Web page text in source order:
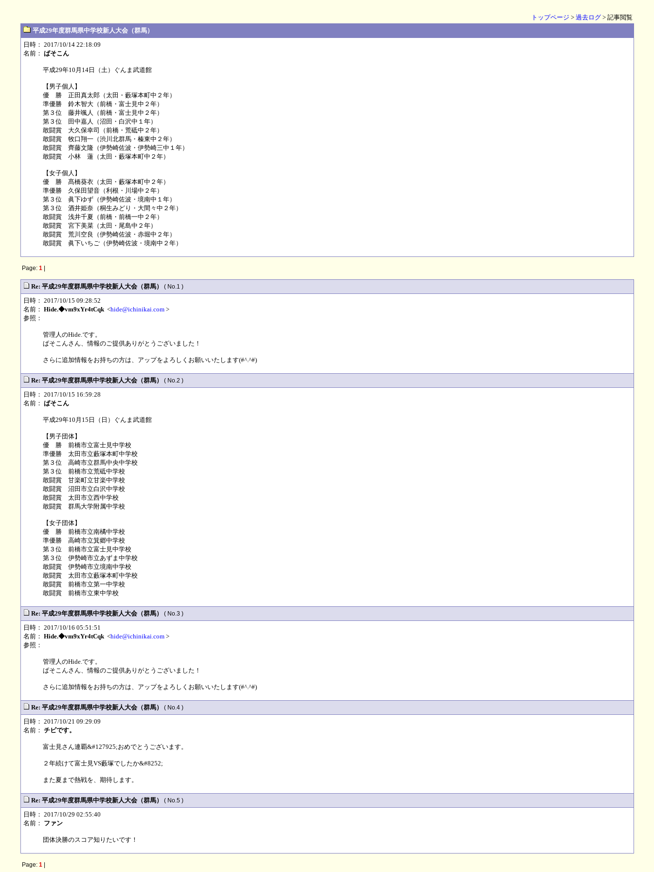
トップページ > 過去ログ> 記事閲覧
平成29年度群馬県中学校新人大会（群馬）
日時： 2017/10/14 22:18:09
名前： ぱそこん
平成29年10月14日（土）ぐんま武道館
【男子個人】
優 勝 正田真太郎（太田・藪塚本町中２年）
準優勝 鈴木智大（前橋・富士見中２年）
第３位 藤井颯人（前橋・富士見中２年）
第３位 田中嘉人（沼田・白沢中１年）
敢闘賞 大久保幸司（前橋・荒砥中２年）
敢闘賞 牧口翔一（渋川北群馬・榛東中２年）
敢闘賞 齊藤文隆（伊勢崎佐波・伊勢崎三中１年）
敢闘賞 小林 蓮（太田・藪塚本町中２年）
【女子個人】
優 勝 髙橋葵衣（太田・藪塚本町中２年）
準優勝 久保田望音（利根・川場中２年）
第３位 眞下ゆず（伊勢崎佐波・境南中１年）
第３位 酒井姫奈（桐生みどり・大間々中２年）
敢闘賞 浅井千夏（前橋・前橋一中２年）
敢闘賞 宮下美菜（太田・尾島中２年）
敢闘賞 荒川空良（伊勢崎佐波・赤堀中２年）
敢闘賞 眞下いちご（伊勢崎佐波・境南中２年）
Page: 1|
Re: 平成29年度群馬県中学校新人大会（群馬） ( No.1 )
日時： 2017/10/15 09:28:52
名前： Hide.◆vm9xYr4tCqk<hide@ichinikai.com >
参照：
管理人のHide.です。
ぱそこんさん、情報のご提供ありがとうございました！
さらに追加情報をお持ちの方は、アップをよろしくお願いいたします(#^.^#)
Re: 平成29年度群馬県中学校新人大会（群馬） ( No.2 )
日時： 2017/10/15 16:59:28
名前： ぱそこん
平成29年10月15日（日）ぐんま武道館
【男子団体】
優 勝 前橋市立富士見中学校
準優勝 太田市立藪塚本町中学校
第３位 高崎市立群馬中央中学校
第３位 前橋市立荒砥中学校
敢闘賞 甘楽町立甘楽中学校
敢闘賞 沼田市立白沢中学校
敢闘賞 太田市立西中学校
敢闘賞 群馬大学附属中学校
【女子団体】
優 勝 前橋市立南橘中学校
準優勝 高崎市立箕郷中学校
第３位 前橋市立富士見中学校
第３位 伊勢崎市立あずま中学校
敢闘賞 伊勢崎市立境南中学校
敢闘賞 太田市立藪塚本町中学校
敢闘賞 前橋市立第一中学校
敢闘賞 前橋市立東中学校
Re: 平成29年度群馬県中学校新人大会（群馬） ( No.3 )
日時： 2017/10/16 05:51:51
名前： Hide.◆vm9xYr4tCqk<hide@ichinikai.com >
参照：
管理人のHide.です。
ぱそこんさん、情報のご提供ありがとうございました！
さらに追加情報をお持ちの方は、アップをよろしくお願いいたします(#^.^#)
Re: 平成29年度群馬県中学校新人大会（群馬） ( No.4 )
日時： 2017/10/21 09:29:09
名前： チビです。
富士見さん連覇&#127925;おめでとうございます。
２年続けて富士見VS藪塚でしたか&#8252;
また夏まで熱戦を、期待します。
Re: 平成29年度群馬県中学校新人大会（群馬） ( No.5 )
日時： 2017/10/29 02:55:40
名前： ファン
団体決勝のスコア知りたいです！
Page: 1|